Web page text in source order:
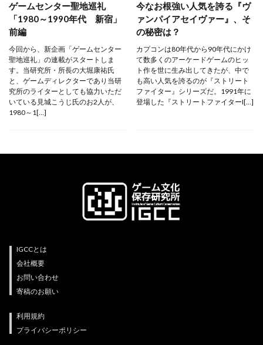
ゲームセンター聖地巡礼
「1980～1990年代 新宿」
前編
今回から、新企画「ゲームセンター
聖地巡礼」の連載がスタートしま
す。当研究所・所長の大堀康祐氏
と、ゲームディレクターであり当研
究所のライターとしても協力いただ
いている見城こうじ氏のお2人が、
1980～1[…]
今なお根強い人気を誇る『ヴ
ァンパイアセイヴァー』、そ
の秘密は？
カプコンは80年代から90年代にかけ
て数多くのアーケードゲームのヒッ
ト作を世に生み出してきたが、中で
も高い人気を誇るのが『ストリート
ファイター』シリーズだ。1991年に
登場した『ストリートファイターI[…]
IGCCとは
会社概要
お問い合わせ
寄稿のお願い
利用規約
プライバシーポリシー